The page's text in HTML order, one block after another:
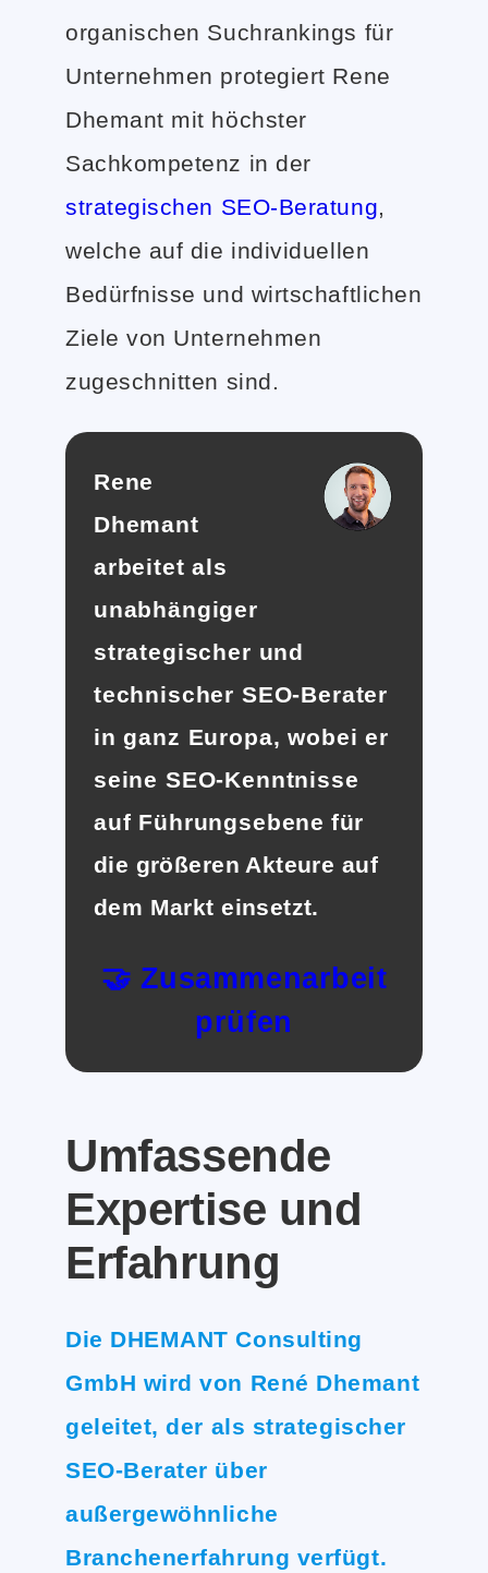
organischen Suchrankings für
Unternehmen protegiert Rene
Dhemant mit höchster
Sachkompetenz in der
strategischen SEO-Beratung,
welche auf die individuellen
Bedürfnisse und wirtschaftlichen
Ziele von Unternehmen
zugeschnitten sind.
Rene
Dhemant
arbeitet als
unabhängiger
strategischer und
technischer SEO-Berater
in ganz Europa, wobei er
seine SEO-Kenntnisse
auf Führungsebene für
die größeren Akteure auf
dem Markt einsetzt.
🤝 Zusammenarbeit
prüfen
Umfassende
Expertise und
Erfahrung
Die DHEMANT Consulting
GmbH wird von René Dhemant
geleitet, der als strategischer
SEO-Berater über
außergewöhnliche
Branchenerfahrung verfügt.